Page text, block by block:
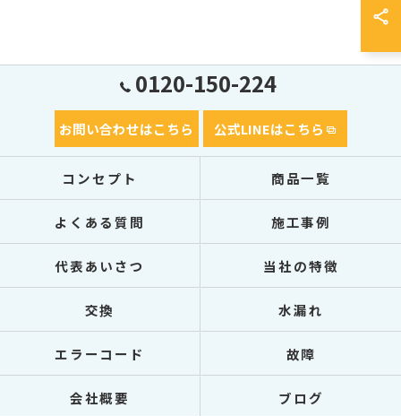
0120-150-224
お問い合わせはこちら 公式LINEはこちら
コンセプト 商品一覧
よくある質問 施工事例
代表あいさつ 当社の特徴
交換 水漏れ
エラーコード 故障
会社概要 ブログ